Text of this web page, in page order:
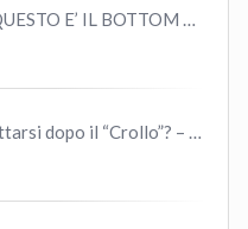
IL BOTTOM – ANALISI STORICA